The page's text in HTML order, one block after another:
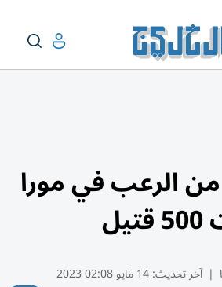
الرعب في مورا
| آخر تحديث:14 مايو 02:08 2023